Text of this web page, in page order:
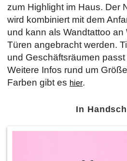
zum Highlight im Haus. Der
wird kombiniert mit dem
und kann als Wandtattoo
Türen angebracht werden.
und Geschäftsräumen
Weitere Infos rund um
Farben gibt es hier.
In